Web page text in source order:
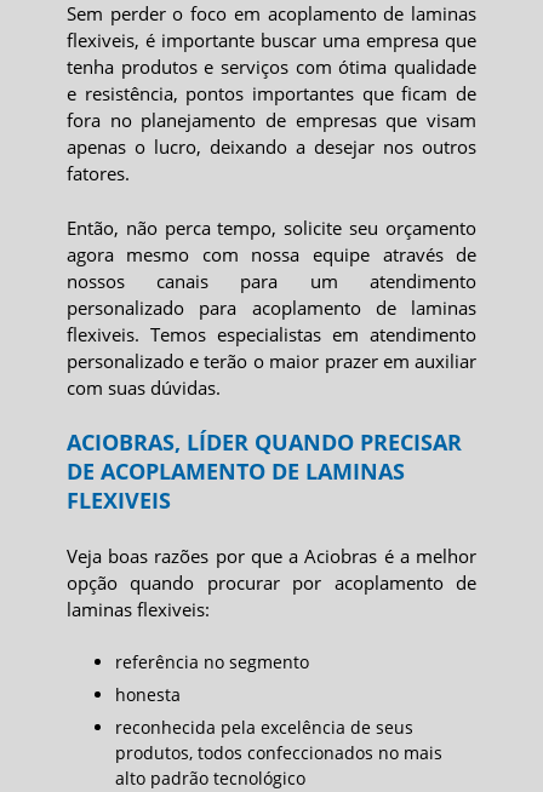
Sem perder o foco em acoplamento de laminas
flexiveis, é importante buscar uma empresa que
tenha produtos e serviços com ótima qualidade
e resistência, pontos importantes que ficam de
fora no planejamento de empresas que visam
apenas o lucro, deixando a desejar nos outros
fatores.
Então, não perca tempo, solicite seu orçamento
agora mesmo com nossa equipe através de
nossos canais para um atendimento
personalizado para acoplamento de laminas
flexiveis. Temos especialistas em atendimento
personalizado e terão o maior prazer em auxiliar
com suas dúvidas.
ACIOBRAS, LÍDER QUANDO PRECISAR
DE ACOPLAMENTO DE LAMINAS
FLEXIVEIS
Veja boas razões por que a Aciobras é a melhor
opção quando procurar por acoplamento de
laminas flexiveis:
referência no segmento
honesta
reconhecida pela excelência de seus
produtos, todos confeccionados no mais
alto padrão tecnológico